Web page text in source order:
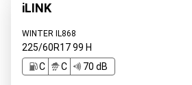
iLINK
WINTER IL868
225/60R1799 H
C
C 70 dB